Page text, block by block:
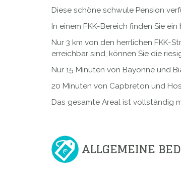
Diese schöne schwule Pension
In einem FKK-Bereich finden Sie
Nur 3 km von den herrlichen FKK-
erreichbar sind, können Sie die
Nur 15 Minuten von Bayonne und
20 Minuten von Capbreton und
Das gesamte Areal ist vollständig
ALLGEMEINE